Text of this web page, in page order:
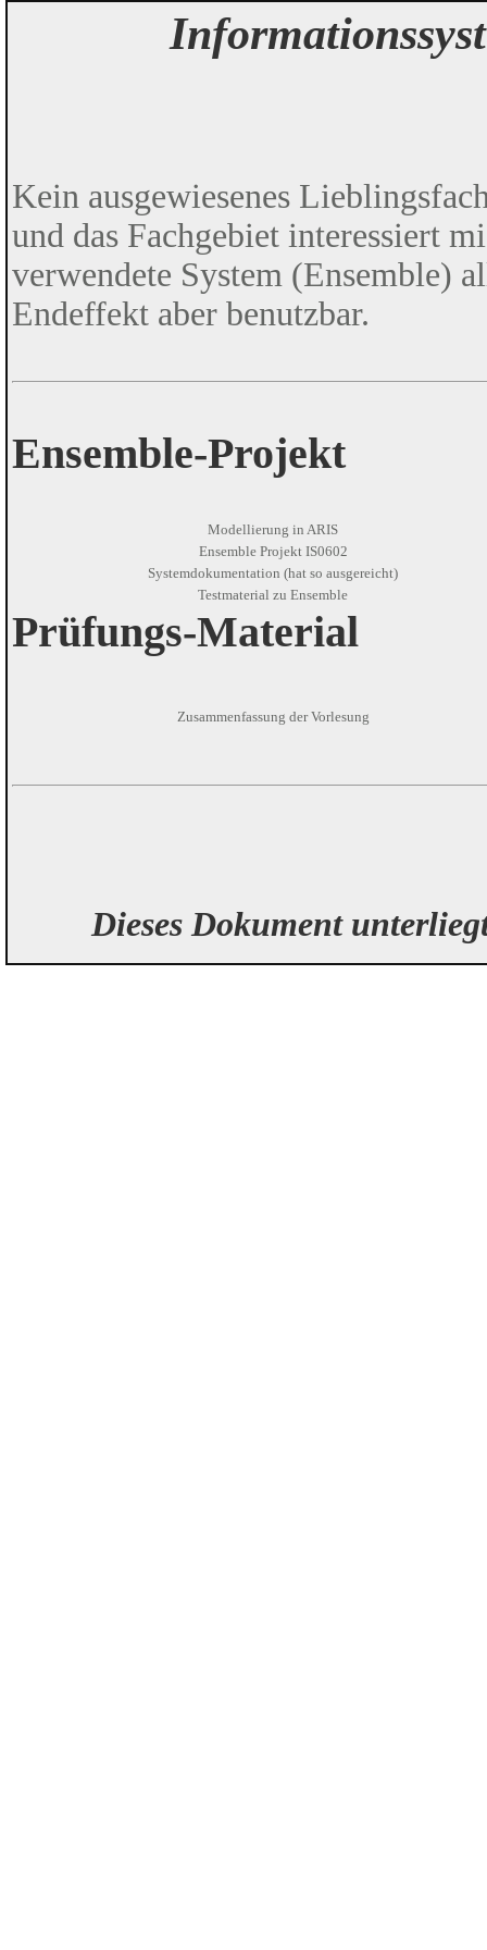
Kein ausgewiesenes
und das Fachgebiet interessiert
verwendete System (Ensemble)
Endeffekt aber benutzbar.
Ensemble-Projekt
Modellierung in ARIS
Ensemble Projekt IS0602
Systemdokumentation (hat so ausgereicht)
Testmaterial zu Ensemble
Prüfungs-Material
Zusammenfassung der Vorlesung
Dieses Dokument